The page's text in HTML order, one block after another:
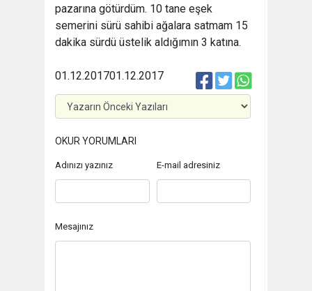
pazarına götürdüm. 10 tane eşek
semerini sürü sahibi ağalara satmam 15
dakika sürdü üstelik aldığımın 3 katına.
01.12.2017
01.12.2017
OKUR YORUMLARI
Adınızı yazınız E-mail adresiniz
Mesajınız